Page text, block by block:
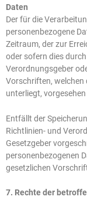
Daten
Der für die
personenbezogene
Zeitraum, der zur
oder sofern dies
Verordnungsgeber
Vorschriften,
unterliegt,
Entfällt der
Richtlinien- und
Gesetzgeber
personenbezogenen
gesetzlichen
7. Rechte der